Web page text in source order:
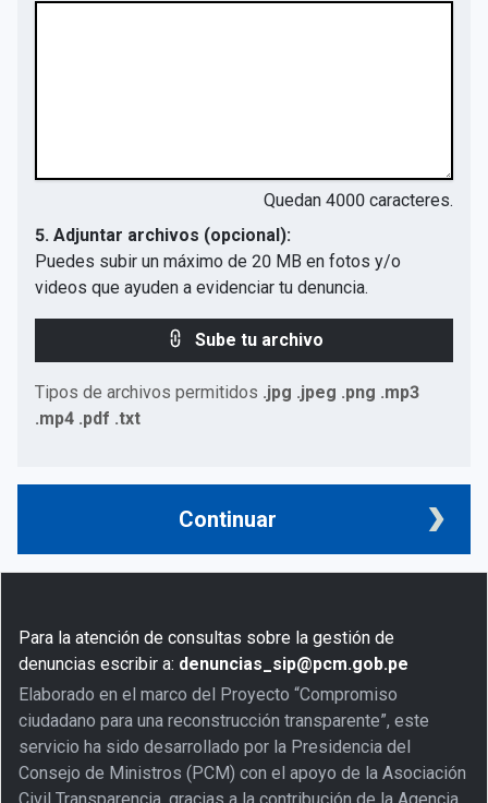
Quedan 4000 caracteres.
5. Adjuntar archivos (opcional):
Puedes subir un máximo de 20 MB en fotos y/o
videos que ayuden a evidenciar tu denuncia.
Sube tu archivo
Tipos de archivos permitidos .jpg .jpeg .png .mp3
.mp4 .pdf .txt
Continuar
Para la atención de consultas sobre la gestión de
denuncias escribir a: denuncias_sip@pcm.gob.pe
Elaborado en el marco del Proyecto “Compromiso
ciudadano para una reconstrucción transparente”, este
servicio ha sido desarrollado por la Presidencia del
Consejo de Ministros (PCM) con el apoyo de la Asociación